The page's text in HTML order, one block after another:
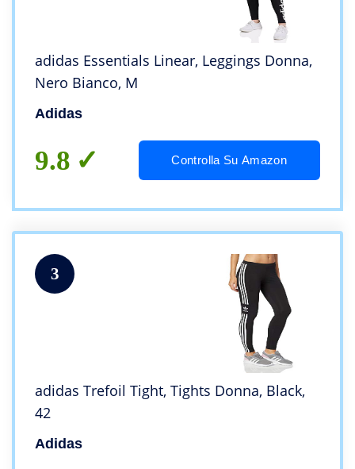
adidas Essentials Linear, Leggings Donna,
Nero Bianco, M
Adidas
9.8 Controlla Su Amazon
3
adidas Trefoil Tight, Tights Donna, Black,
42
Adidas